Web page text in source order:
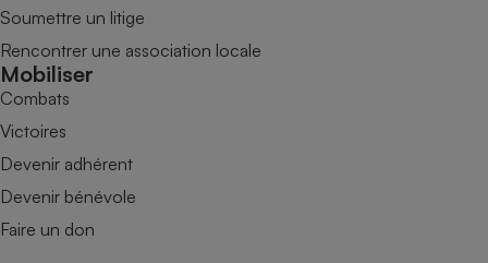
Soumettre un litige
Rencontrer une association locale
Mobiliser
Combats
Victoires
Devenir adhérent
Devenir bénévole
Faire un don